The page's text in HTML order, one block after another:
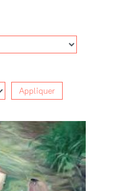
Appliquer